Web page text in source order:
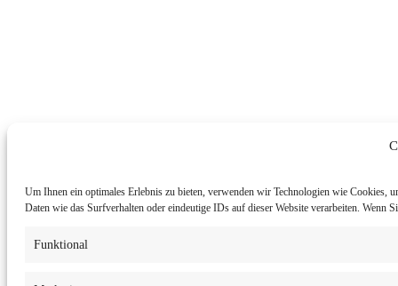
Um Ihnen ein optimales Erlebnis zu bieten, verwenden wir Technologien wie Cookies,
Daten wie das Surfverhalten oder eindeutige IDs auf dieser Website verarbeiten.
Funktional